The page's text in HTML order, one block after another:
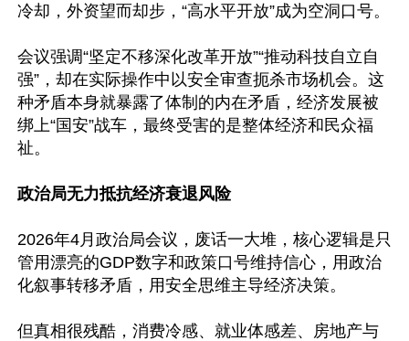
冷却，外资望而却步，“高水平开放”成为空洞口号。
会议强调“坚定不移深化改革开放”“推动科技自立自
强”，却在实际操作中以安全审查扼杀市场机会。这
种矛盾本身就暴露了体制的内在矛盾，经济发展被
绑上“国安”战车，最终受害的是整体经济和民众福
祉。
政治局无力抵抗经济衰退风险
2026年4月政治局会议，废话一大堆，核心逻辑是只
管用漂亮的GDP数字和政策口号维持信心，用政治
化叙事转移矛盾，用安全思维主导经济决策。
但真相很残酷，消费冷感、就业体感差、房地产与